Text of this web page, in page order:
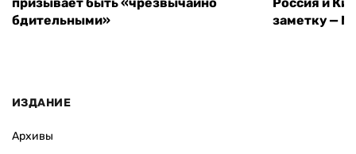
бдительными»
заметку —
ИЗДАНИЕ
Архивы